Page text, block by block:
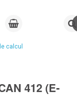
calcul
412 (E-